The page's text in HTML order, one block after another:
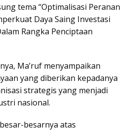
tema “Optimalisasi Peranan
Daya Saing Investasi
Rangka Penciptaan
Ma’ruf menyampaikan
yang diberikan kepadanya
strategis yang menjadi
nasional.
besarnya atas